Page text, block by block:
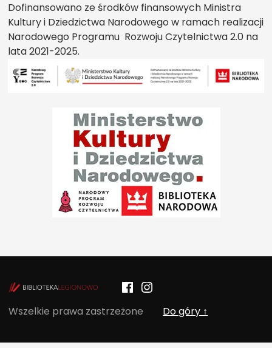
Dofinansowano ze środków finansowych Ministra
Kultury i Dziedzictwa Narodowego w ramach realizacji
Narodowego Programu Rozwoju Czytelnictwa 2.0 na
lata 2021-2025.
POCZYTALNIA – NOWE MIEJSCE NA
FacebookInstagram
Wszelkie prawa zastrzeżone Do góry ↑